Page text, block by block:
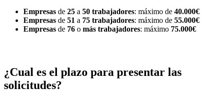
Empresas de 25 a 50 trabajadores: máximo de 40.000€
Empresas de 51 a 75 trabajadores: máximo de 55.000€
Empresas de 76 o más trabajadores: máximo 75.000€
¿Cual es el plazo para presentar las
solicitudes?